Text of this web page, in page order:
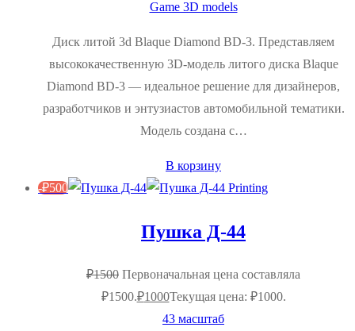
Game 3D models
Диск литой 3d Blaque Diamond BD-3. Представляем
высококачественную 3D-модель литого диска Blaque
Diamond BD-3 — идеальное решение для дизайнеров,
разработчиков и энтузиастов автомобильной тематики.
Модель создана с…
В корзину
-₽500
Пушка Д-44
₽1500 Первоначальная цена составляла
₽1500.₽1000Текущая цена: ₽1000.
43 масштаб